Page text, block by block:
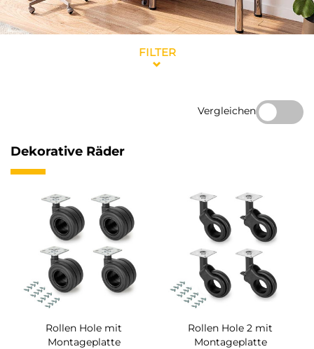
FILTER
Vergleichen
Dekorative Räder
Rollen Hole mit
Montageplatte
Rollen Hole 2 mit
Montageplatte